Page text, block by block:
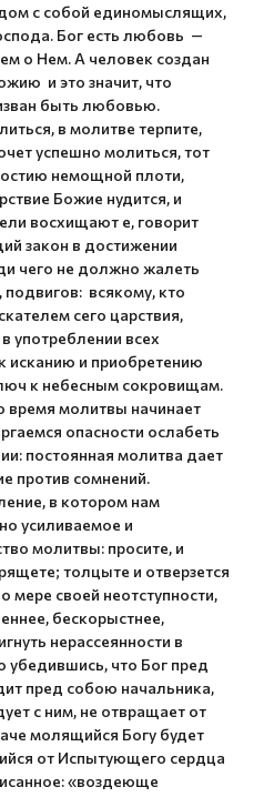
с собой единомыслящих,
Бог есть любовь —
о Нем. А человек создан
и это значит, что
быть любовью.
в молитве терпите,
успешно молиться, тот
немощной плоти,
Божие нудится, и
восхищают е, говорит
закон в достижении
чего не должно жалеть
подвигов: всякому, кто
сего царствия,
употреблении всех
исканию и приобретению
к небесным сокровищам.
молитвы начинает
опасности ослабеть
постоянная молитва дает
против сомнений.
в котором нам
усиливаемое и
молитвы: просите, и
толцыте и отверзется
мере своей неотступности,
беcкорыстнее,
нерассеянности в
убедившись, что Бог пред
пред собою начальника,
с ним, не отвращает от
молящийся Богу будет
от Испытующего сердца
«воздеюще